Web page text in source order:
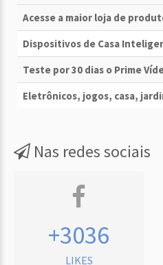
Acesse a maior loja de
Dispositivos de Casa
Teste por 30 dias o Prime
Eletrônicos, jogos, casa,
Nas redes sociais
+3036
LIKES